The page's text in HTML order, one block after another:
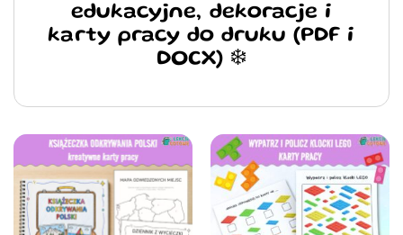
edukacyjne, dekoracje i
karty pracy do druku (PDF i
DOCX) ❄️